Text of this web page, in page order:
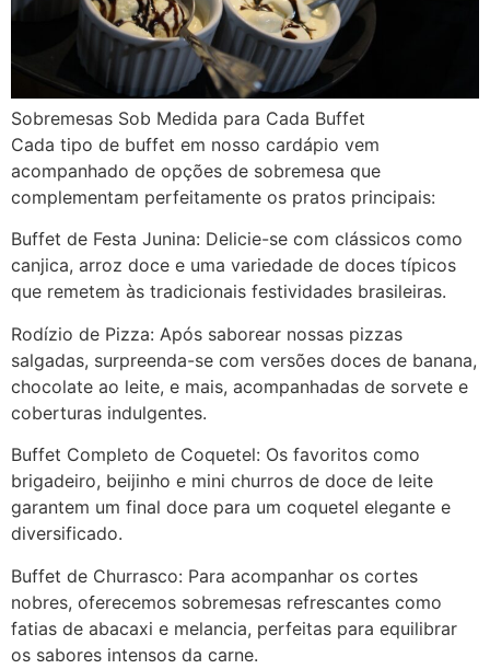
Sobremesas Sob Medida para Cada Buffet
Cada tipo de buffet em nosso cardápio vem
acompanhado de opções de sobremesa que
complementam perfeitamente os pratos principais:
Buffet de Festa Junina: Delicie-se com clássicos como
canjica, arroz doce e uma variedade de doces típicos
que remetem às tradicionais festividades brasileiras.
Rodízio de Pizza: Após saborear nossas pizzas
salgadas, surpreenda-se com versões doces de banana,
chocolate ao leite, e mais, acompanhadas de sorvete e
coberturas indulgentes.
Buffet Completo de Coquetel: Os favoritos como
brigadeiro, beijinho e mini churros de doce de leite
garantem um final doce para um coquetel elegante e
diversificado.
Buffet de Churrasco: Para acompanhar os cortes
nobres, oferecemos sobremesas refrescantes como
fatias de abacaxi e melancia, perfeitas para equilibrar
os sabores intensos da carne.